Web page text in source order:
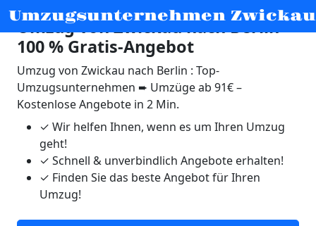
Umzugsunternehmen Zwickau
Umzug von Zwickau nach Berlin ☛
100 % Gratis-Angebot
Umzug von Zwickau nach Berlin : Top-
Umzugsunternehmen ➨ Umzüge ab 91€ –
Kostenlose Angebote in 2 Min.
✓ Wir helfen Ihnen, wenn es um Ihren Umzug
geht!
✓ Schnell & unverbindlich Angebote erhalten!
✓ Finden Sie das beste Angebot für Ihren
Umzug!